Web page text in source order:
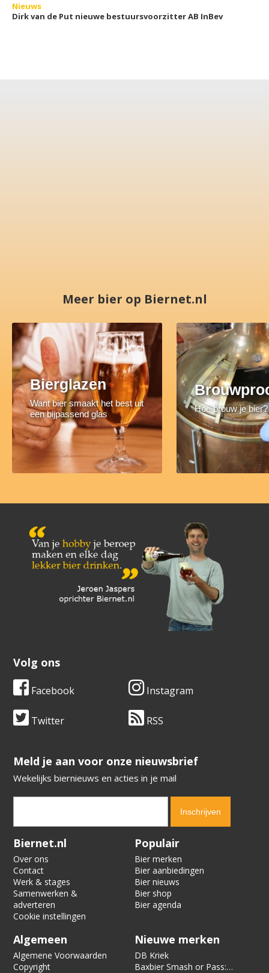
Nieuws
Dirk van de Put nieuwe bestuursvoorzitter AB InBev
Meer bier op Biernet.nl
Bierglazen
Want bier smaakt het best uit
een bijpassend glas
Hoe brouw je bier?
Volg ons
Facebook Instagram
Twitter RSS
​​​​​​​Meld je aan voor onze nieuwsbrief
Wekelijks biernieuws en acties in je mail
Verification code:
Biernet.nl
Over ons
Contact
Werk & stages
Samenwerken &
adverteren
Cookie instellingen
Populair
Bier merken
Bier aanbiedingen
Bier nieuws
Bier shop
Bier agenda
Algemeen
Algemene Voorwaarden
Copyright
Nieuwe merken
DB Kriek
Baxbier Smash or Pass: